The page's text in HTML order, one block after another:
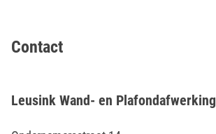
Contact
Leusink Wand- en Plafondafwerking